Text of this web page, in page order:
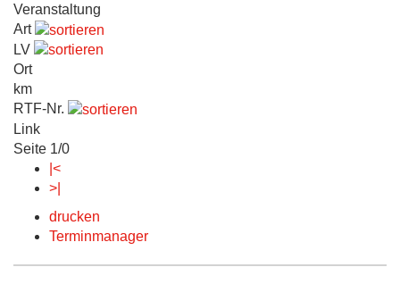
Veranstaltung
Art
LV
Ort
km
RTF-Nr.
Link
Seite 1/0
|<
>|
drucken
Terminmanager